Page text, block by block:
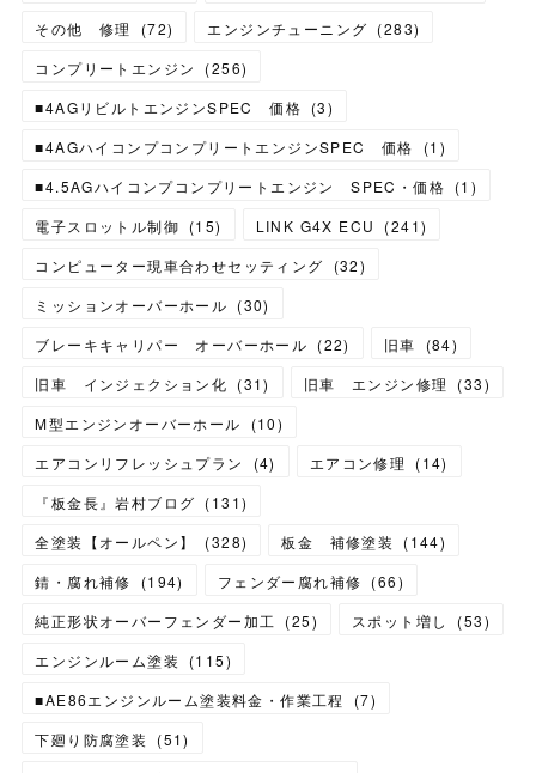
その他 修理
(72) エンジンチューニング (283)
コンプリートエンジン
(256)
■4AGリビルトエンジンSPEC 価格 (3)
■4AGハイコンプコンプリートエンジンSPEC 価格
(1 )
■4.5AGハイコンプコンプリートエンジン SPEC・価格 (1 )
電子スロットル制御 (15) LINK G4X ECU (241)
コンピューター現車合わせセッティング
(32)
ミッションオーバーホール (30)
ブレーキキャリパー オーバーホール (22) 旧車 (84)
旧車 インジェクション化 (31) 旧車 エンジン修理 (33)
M型エンジンオーバーホール
(10)
エアコンリフレッシュプラン
(4) エアコン修理 (14)
『板金長』岩村ブログ (131)
全塗装【オールペン】
(328) 板金 補修塗装 (144)
錆・腐れ補修
(194) フェンダー腐れ補修 (66)
純正形状オーバーフェンダー加工
(25) スポット増し (53)
エンジンルーム塗装
(115)
■AE86エンジンルーム塗装料金・作業工程
(7)
下廻り防腐塗装
(51)